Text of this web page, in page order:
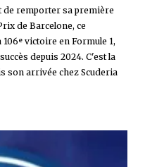
remporter sa première
de Barcelone, ce
victoire en Formule 1,
depuis 2024. C'est la
son arrivée chez Scuderia